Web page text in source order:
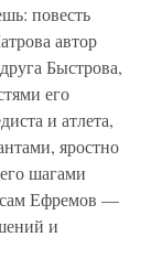
повесть
автор
Быстрова,
его
и атлета,
яростно
шагами
сам Ефремов —
и